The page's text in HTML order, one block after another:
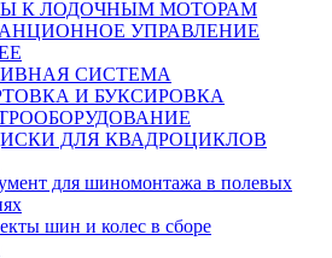
К ЛОДОЧНЫМ МОТОРАМ
УПРАВЛЕНИЕ
СИСТЕМА
И БУКСИРОВКА
ДЛЯ КВАДРОЦИКЛОВ
для шиномонтажа в полевых
шин и колес в сборе